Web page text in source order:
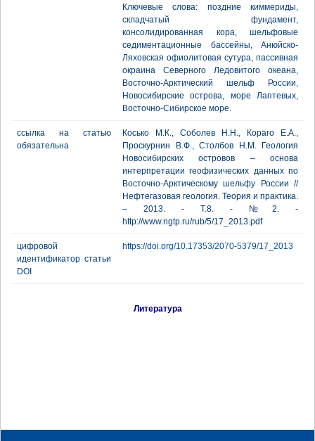
Ключевые слова: поздние киммериды,
складчатый фундамент,
консолидированная кора, шельфовые
седиментационные бассейны, Анюйско-
Ляховская офиолитовая сутура, пассивная
окраина Северного Ледовитого океана,
Восточно-Арктический шельф России,
Новосибирские острова, море Лаптевых,
Восточно-Сибирское море.
ссылка на статью
обязательна
Косько М.К., Соболев Н.Н., Кораго Е.А.,
Проскурнин В.Ф., Столбов Н.М. Геология
Новосибирских островов – основа
интерпретации геофизических данных по
Восточно-Арктическому шельфу России //
Нефтегазовая геология. Теория и практика.
– 2013. - Т.8. - №2. -
http://www.ngtp.ru/rub/5/17_2013.pdf
цифровой
идентификатор статьи
DOI
https://doi.org/10.17353/2070-5379/17_2013
Литература